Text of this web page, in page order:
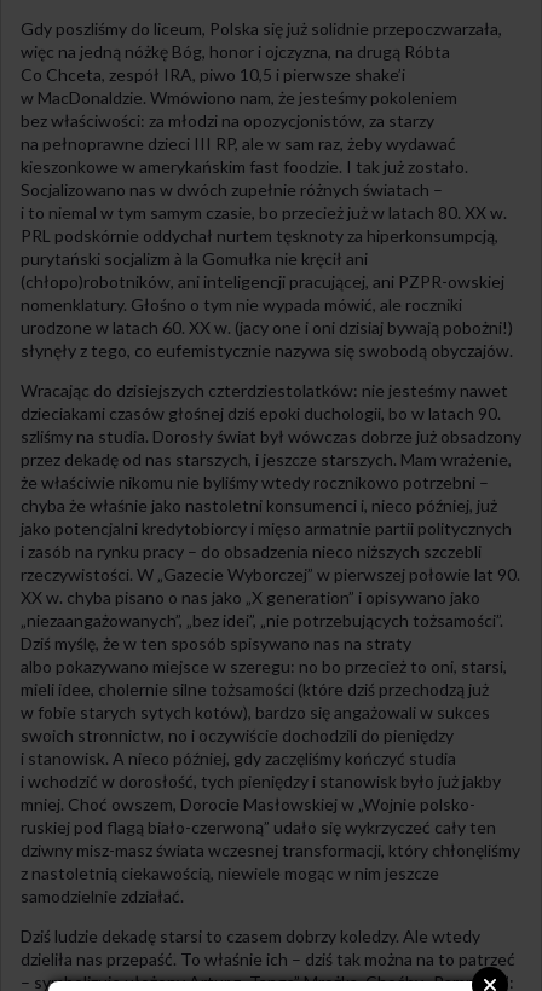
Gdy poszliśmy do liceum, Polska się już solidnie przepoczwarzała,
więc na jedną nóżkę Bóg, honor i ojczyzna, na drugą Róbta
Co Chceta, zespół IRA, piwo 10,5 i pierwsze shake’i
w MacDonaldzie. Wmówiono nam, że jesteśmy pokoleniem
bez właściwości: za młodzi na opozycjonistów, za starzy
na pełnoprawne dzieci III RP, ale w sam raz, żeby wydawać
kieszonkowe w amerykańskim fast foodzie. I tak już zostało.
Socjalizowano nas w dwóch zupełnie różnych światach –
i to niemal w tym samym czasie, bo przecież już w latach 80. XX w.
PRL podskórnie oddychał nurtem tęsknoty za hiperkonsumpcją,
purytański socjalizm à la Gomułka nie kręcił ani
(chłopo)robotników, ani inteligencji pracującej, ani PZPR-owskiej
nomenklatury. Głośno o tym nie wypada mówić, ale roczniki
urodzone w latach 60. XX w. (jacy one i oni dzisiaj bywają pobożni!)
słynęły z tego, co eufemistycznie nazywa się swobodą obyczajów.
Wracając do dzisiejszych czterdziestolatków: nie jesteśmy nawet
dzieciakami czasów głośnej dziś epoki duchologii, bo w latach 90.
szliśmy na studia. Dorosły świat był wówczas dobrze już obsadzony
przez dekadę od nas starszych, i jeszcze starszych. Mam wrażenie,
że właściwie nikomu nie byliśmy wtedy rocznikowo potrzebni –
chyba że właśnie jako nastoletni konsumenci i, nieco później, już
jako potencjalni kredytobiorcy i mięso armatnie partii politycznych
i zasób na rynku pracy – do obsadzenia nieco niższych szczebli
rzeczywistości. W „Gazecie Wyborczej” w pierwszej połowie lat 90.
XX w. chyba pisano o nas jako „X generation” i opisywano jako
„niezaangażowanych”, „bez idei”, „nie potrzebujących tożsamości”.
Dziś myślę, że w ten sposób spisywano nas na straty
albo pokazywano miejsce w szeregu: no bo przecież to oni, starsi,
mieli idee, cholernie silne tożsamości (które dziś przechodzą już
w fobie starych sytych kotów), bardzo się angażowali w sukces
swoich stronnictw, no i oczywiście dochodzili do pieniędzy
i stanowisk. A nieco później, gdy zaczęliśmy kończyć studia
i wchodzić w dorosłość, tych pieniędzy i stanowisk było już jakby
mniej. Choć owszem, Dorocie Masłowskiej w „Wojnie polsko-
ruskiej pod flagą biało-czerwoną” udało się wykrzyczeć cały ten
dziwny misz-masz świata wczesnej transformacji, który chłonęliśmy
z nastoletnią ciekawością, niewiele mogąc w nim jeszcze
samodzielnie zdziałać.
Dziś ludzie dekadę starsi to czasem dobrzy koledzy. Ale wtedy
dzieliła nas przepaść. To właśnie ich – dziś tak można na to patrzeć
– symbolizuje ułożony Artur z „Tanga” Mrożka. Choćby „Pampersi”: